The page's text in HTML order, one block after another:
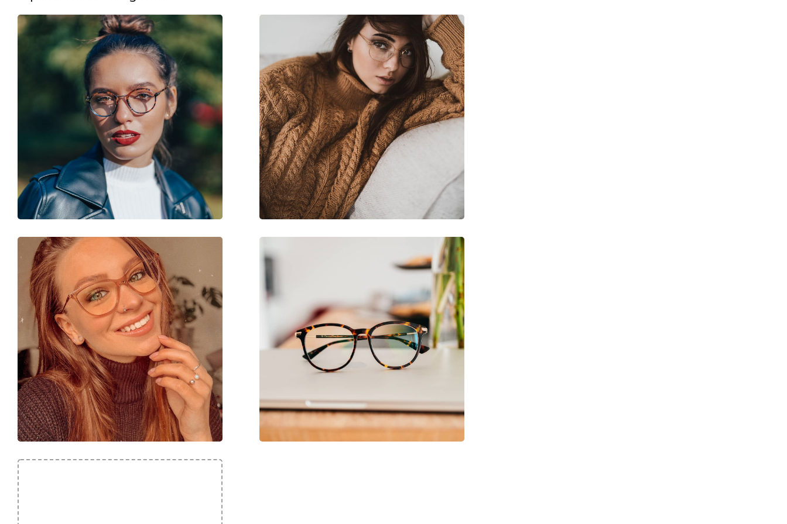
Βάρος:
215 γρ
Ρυθμιζόμενα μαξιλάρια μύτης:
Ναι
Εύκαμπτη άρθρωση:
Όχι
Αξεσουάρ
Παρέχονται με θήκη:
Ναι
Πανί καθαρισμού:
Ναι
Κατηγορία:
Γυαλιά οράσεως
Μάρκα:
Polo Ralph Lauren
Κωδικός Προϊόντος / Μοντέλο:
0PH1175 9119 56